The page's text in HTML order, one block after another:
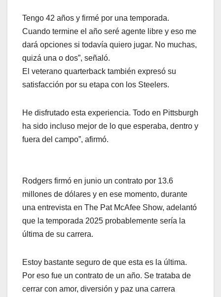
Tengo 42 años y firmé por una temporada.
Cuando termine el año seré agente libre y eso me
dará opciones si todavía quiero jugar. No muchas,
quizá una o dos”, señaló.
El veterano quarterback también expresó su
satisfacción por su etapa con los Steelers.
He disfrutado esta experiencia. Todo en Pittsburgh
ha sido incluso mejor de lo que esperaba, dentro y
fuera del campo”, afirmó.
Rodgers firmó en junio un contrato por 13.6
millones de dólares y en ese momento, durante
una entrevista en The Pat McAfee Show, adelantó
que la temporada 2025 probablemente sería la
última de su carrera.
Estoy bastante seguro de que esta es la última.
Por eso fue un contrato de un año. Se trataba de
cerrar con amor, diversión y paz una carrera